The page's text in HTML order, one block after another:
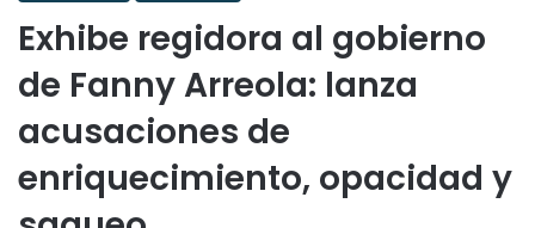
Exhibe regidora al gobierno
de Fanny Arreola: lanza
acusaciones de
enriquecimiento, opacidad y